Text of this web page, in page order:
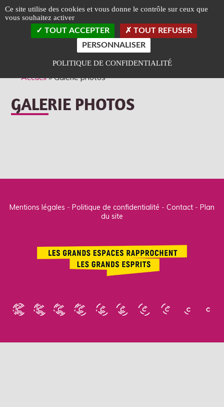
Classé Art et Essai
Label Jeune Public
Accueil»Galerie photos
GALERIE PHOTOS
Mentions légales Politique de confidentialité Contact
Plan
du site
Panneau de gestion des cookies
Ce site utilise des cookies et vous donne le contrôle sur ceux que
vous souhaitez activer
TOUT ACCEPTER
TOUT REFUSER
PERSONNALISER
POLITIQUE DE CONFIDENTIALITÉ